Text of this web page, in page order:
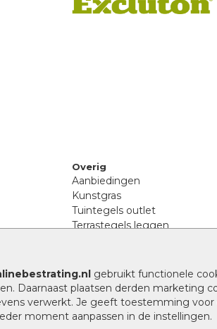
gebruikt functionele
Daarnaast plaatsen derden marketing
verwerkt. Je geeft toestemming voor
moment aanpassen in de instellingen.
Overig
Aanbiedingen
Kunstgras
Tuintegels outlet
Terrastegels leggen
Legpatronen betonstenen
Hoe betonstenen
Aanlegtips voor betonstenen
Verschil betontegels en